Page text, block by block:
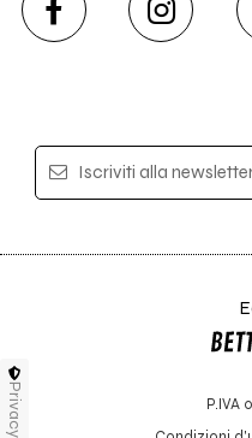
Iscriviti alla
P.IVA
Privacy